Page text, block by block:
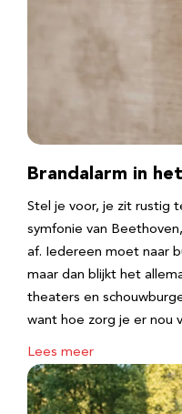
Brandalarm in
Stel je voor, je zit rustig
symfonie van
af. Iedereen moet naar
maar dan blijkt het
theaters en
want hoe zorg je er nou
Lees meer